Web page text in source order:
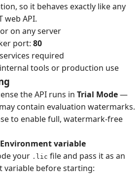
so it behaves exactly like any
web API.
on any server
port: 80
required
tools or production use
the API runs in Trial Mode—
contain evaluation watermarks.
to enable full, watermark-free
variable
your .lic file and pass it as an
variable before starting: